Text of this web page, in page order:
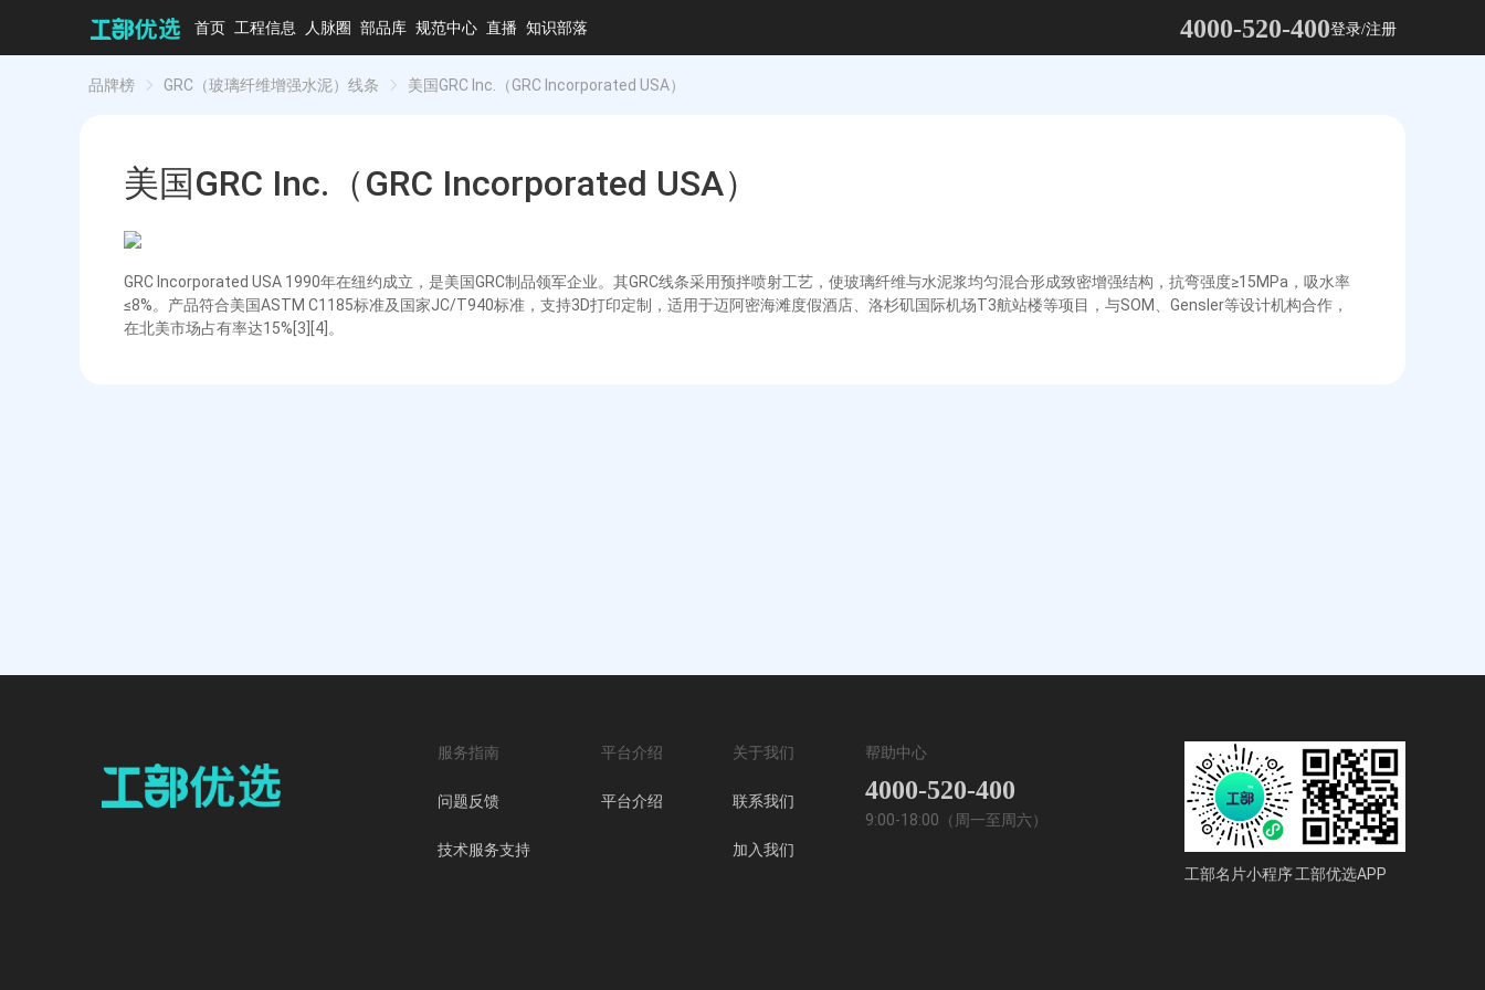
首页 工程信息 人脉圈 部品库 规范中心 直播 知识部落 4000-520-400登录/注册
品牌榜 GRC（玻璃纤维增强水泥）线条 美国GRC Inc.（GRC Incorporated USA）
美国GRC Inc.（GRC Incorporated USA）
GRC Incorporated USA 1990年在纽约成立，是美国GRC制品领军企业。其GRC线条采用预拌喷射工艺，使玻璃纤维与水泥浆均匀混合形成致密增强结构，抗弯强度≥15MPa，吸水率
≤8%。产品符合美国ASTM C1185标准及国家JC/T940标准，支持3D打印定制，适用于迈阿密海滩度假酒店、洛杉矶国际机场T3航站楼等项目，与SOM、Gensler等设计机构合作，
在北美市场占有率达15%[3][4]。
服务指南
问题反馈
技术服务支持
平台介绍
平台介绍
关于我们
联系我们
加入我们
帮助中心
4000-520-400
9:00-18:00（周一至周六）
工部名片小程序工部优选APP